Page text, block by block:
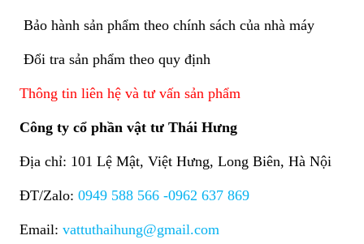
Bảo hành sản phẩm theo chính sách của nhà máy
Đổi tra sản phẩm theo quy định
Thông tin liên hệ và tư vấn sản phẩm
Công ty cổ phần vật tư Thái Hưng
Địa chỉ: 101 Lệ Mật, Việt Hưng, Long Biên, Hà Nội
ĐT/Zalo: 0949 588 566 -0962 637 869
Email: vattuthaihung@gmail.com